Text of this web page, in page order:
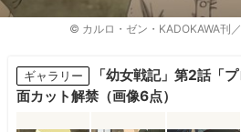
© カルロ・ゼン・KADOKAWA刊
ギャラリー
「幼女戦記」第2話「
面カット解禁（画像6点）